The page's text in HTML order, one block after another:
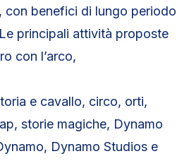
con benefici di lungo periodo
principali attività proposte
con l’arco,
e cavallo, circo, orti,
storie magiche, Dynamo
Dynamo Studios e